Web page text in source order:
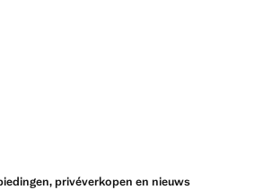
privéverkopen en nieuws